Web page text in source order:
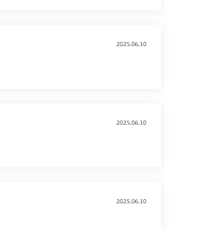
2025.06.10
2025.06.10
2025.06.10